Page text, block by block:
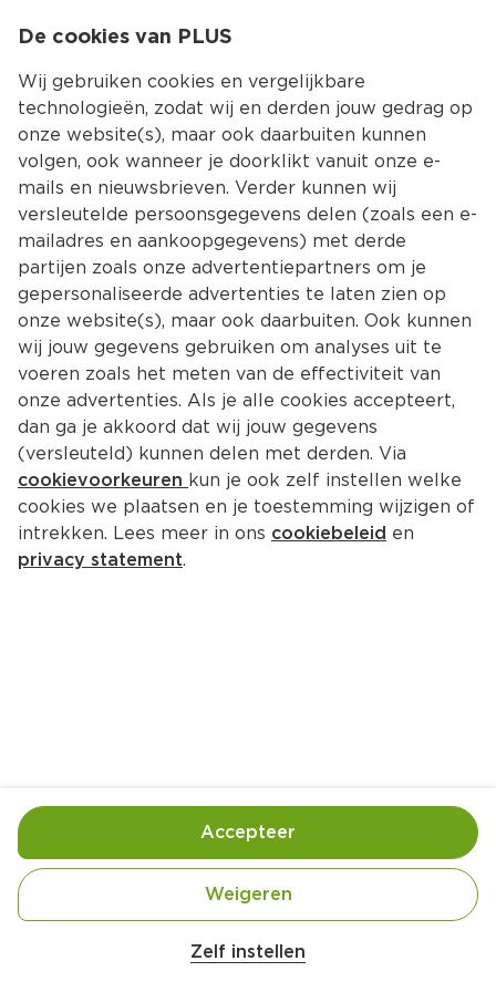
Kies jouw
Ingrediënten Bereiding
De cookies van PLUS
Wij gebruiken cookies en vergelijkbare
technologieën, zodat wij en derden jouw gedrag op
onze website(s), maar ook daarbuiten kunnen
volgen, ook wanneer je doorklikt vanuit onze e-
mails en nieuwsbrieven. Verder kunnen wij
versleutelde persoonsgegevens delen (zoals een e-
mailadres en aankoopgegevens) met derde
partijen zoals onze advertentiepartners om je
gepersonaliseerde advertenties te laten zien op
onze website(s), maar ook daarbuiten. Ook kunnen
wij jouw gegevens gebruiken om analyses uit te
voeren zoals het meten van de effectiviteit van
onze advertenties. Als je alle cookies accepteert,
dan ga je akkoord dat wij jouw gegevens
(versleuteld) kunnen delen met derden. Via
cookievoorkeuren kun je ook zelf instellen welke
cookies we plaatsen en je toestemming wijzigen of
intrekken. Lees meer in ons cookiebeleid en
privacy statement.
Zelf instellen
Weigeren
Accepteer